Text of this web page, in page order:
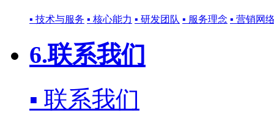
▪ 技术与服务 ▪ 核心能力 ▪ 研发团队 ▪ 服务理念 ▪ 营销网
6.联系我们
▪ 联系我们